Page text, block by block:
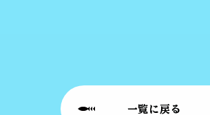
一覧に戻る